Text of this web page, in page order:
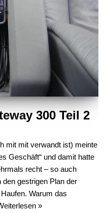
300 Teil 2
mit mit verwandt ist) meinte
Geschäft“ und damit hatte
recht – so auch
gestrigen Plan der
Warum das
»